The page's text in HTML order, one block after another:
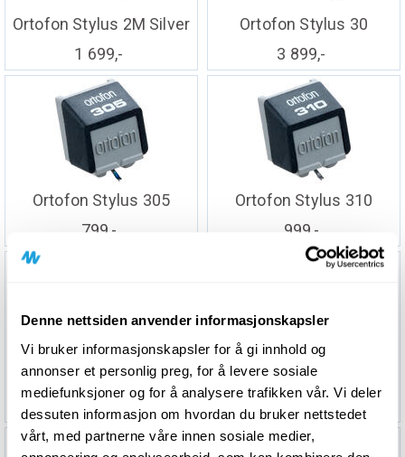
Denne nettsiden anvender informasjonskapsler
Vi bruker informasjonskapsler for å gi innhold og
annonser et personlig preg, for å levere sosiale
mediefunksjoner og for å analysere trafikken vår. Vi deler
dessuten informasjon om hvordan du bruker nettstedet
vårt, med partnerne våre innen sosiale medier,
Ortofon Stylus 2M Silver
1 699,-
Ortofon Stylus 30
3 899,-
Ortofon Stylus 305
799,-
Ortofon Stylus 310
999,-
Ortofon Stylus 3E
899,-
Ortofon Stylus 40
6 999,-